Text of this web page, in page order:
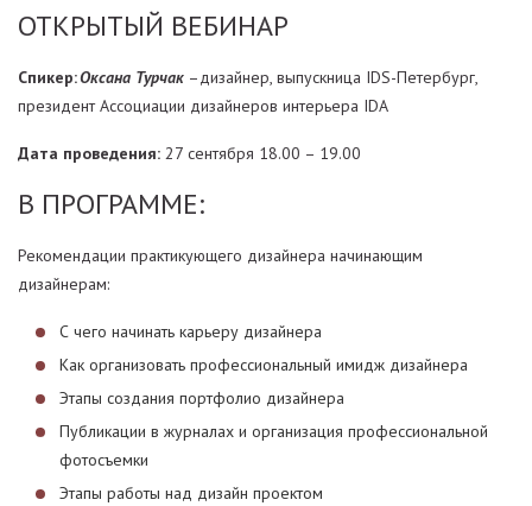
ОТКРЫТЫЙ ВЕБИНАР
Спикер:Оксана Турчак –дизайнер, выпускница IDS-Петербург,
президент Ассоциации дизайнеров интерьера IDA
Дата проведения: 27 сентября 18.00 – 19.00
В ПРОГРАММЕ:
Рекомендации практикующего дизайнера начинающим
дизайнерам:
С чего начинать карьеру дизайнера
Как организовать профессиональный имидж дизайнера
Этапы создания портфолио дизайнера
Публикации в журналах и организация профессиональной
фотосъемки
Этапы работы над дизайн проектом